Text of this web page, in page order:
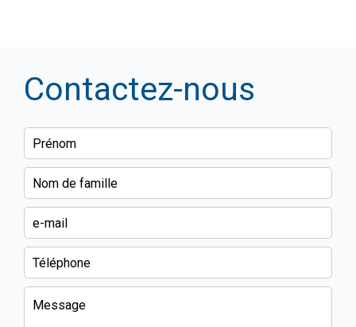
Contactez-nous